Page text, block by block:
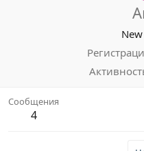
Сообщения
4